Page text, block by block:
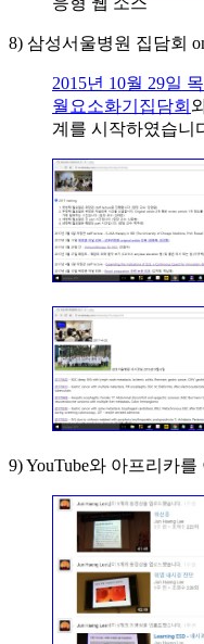
8) 삼성서울병원 집담회
2015년 10월 29일
월요소화기집담회
계를 시작하였습니
9) YouTube와 아프리카